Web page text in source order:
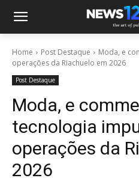
Home Post Destaque
Moda, e
operações da Riachuelo em 2026
Post Destaque
Moda, e
tecnologia
operações da
2026